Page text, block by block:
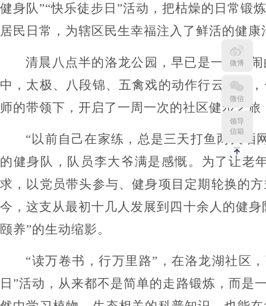
微博
微信
领导
信箱
健身队”“快乐徒步日”活动，把枯燥的日常锻
居民日常，为辖区民生幸福注入了鲜活的健康
清晨八点半的洛龙公园，早已是一派热
中，太极、八段锦、五禽戏的动作行云流水
师的带领下，开启了一周一次的社区健步之
“以前自己在家练，总是三天打鱼两天晒
的健身队，队员李大爷满是感慨。为了让老
求，以党员带头参与、健身项目定期轮换的
今，这支从最初十几人发展到四十余人的健
颐养”的生动缩影。
“读万卷书，行万里路”，在洛龙湖社区
日”活动，从来都不是简单的走路锻炼，而是